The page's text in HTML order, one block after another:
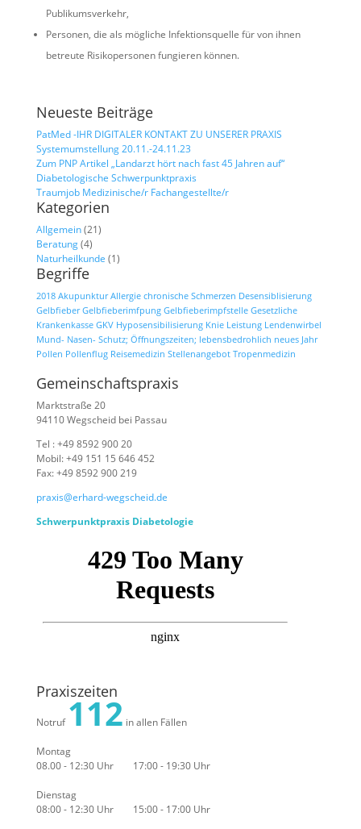
Publikumsverkehr,
Personen, die als mögliche Infektionsquelle für von ihnen
betreute Risikopersonen fungieren können.
Neueste Beiträge
PatMed -IHR DIGITALER KONTAKT ZU UNSERER PRAXIS
Systemumstellung 20.11.-24.11.23
Zum PNP Artikel „Landarzt hört nach fast 45 Jahren auf“
Diabetologische Schwerpunktpraxis
Traumjob Medizinische/r Fachangestellte/r
Kategorien
Allgemein(21)
Beratung(4)
Naturheilkunde (1)
Begriffe
2018 Akupunktur Allergie chronische Schmerzen Desensiblisierung
Gelbfieber Gelbfieberimfpung Gelbfieberimpfstelle Gesetzliche
Krankenkasse GKV Hyposensibilisierung Knie Leistung Lendenwirbel
Mund- Nasen- Schutz; Öffnungszeiten; lebensbedrohlich neues Jahr
Pollen Pollenflug Reisemedizin Stellenangebot Tropenmedizin
Gemeinschaftspraxis
Marktstraße 20
94110 Wegscheid bei Passau
Tel : +49 8592 900 20
Mobil: +49 151 15 646 452
Fax: +49 8592 900 219
praxis@erhard-wegscheid.de
Schwerpunktpraxis Diabetologie
Praxiszeiten
Notruf 112 in allen Fällen
Montag
08.00 - 12:30 Uhr 17:00 - 19:30 Uhr
Dienstag
08:00 - 12:30 Uhr 15:00 - 17:00 Uhr